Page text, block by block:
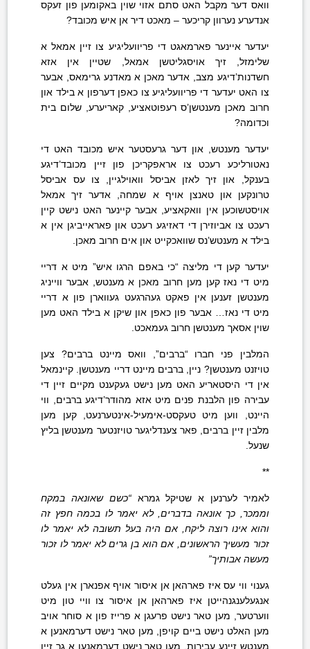
וואס דער מקבל האט סתם אזוי שוין באקומען פון זעקס
אנדערע נערוון קריכער – מאכט דיר אן איש מכובד?
יעדער איינער פארמאגט די פריוועליגיע צו זיין אמאל א
שלימזל, זיך אויסגליטשן אמאל, שטיין אין אזא
חשדנות’דיגע מצב, אדער מאכן א מאדנע גרימאס, אבער
צו האט יעדער די פריוועליגיע צו כאפן דערפון א בילד און
חרוב מאכן מענטשן’ס רעפוטאציע, קאריערע, שלום בית
וכדומה?
יעדער מענטש, און דער גרעסטער איש מכובד האט די
נאטורליכע רעכט צו אראפקריכן פון זיין מכובד’דיגע
בענקל, און זיך לאזן אביסל וואוילגיין, צו עס אביסל
טרונקען און טאנצן אויף א שמחה, אדער זיך אמאל
אויסטשוכען אין וואקאציע, אבער קיינער האט נישט קיין
רעכט צו אביוזירן די דאזיגע רעכט און פאראייביגן אין א
בילד א מענטש’נס שוואכקייט און אים חרוב מאכן.
יעדער קען די מליצה “כי באפם הרגו איש” מיט א דריי
מיט די נאז קען מען חרוב מאכן א מענטש, אבער ווייניג
מענטשן זענען אין פאקט געהרגעט געווארן פון א דריי
מיט די נאז… אבער פון כאפן און שיקן א בילד האט מען
שוין אסאך מענטשן חרוב געמאכט.
המלבין פני חברו “ברבים”, וואס מיינט ברבים? צען
טויזנט מענטשן? ניין, ברבים מיינט דריי מענטשן. קיינמאל
אין די היסטאריע האט מען נישט געקענט מקיים זיין די
עבירה פון הלבנת פנים מיט אזא מהודר’דיגע ברבים, ווי
היינט, ווען מיט טעקסט-אימעיל-אינטערנעט, קען מען
מלבין זיין ברבים, פאר צענדליגער טויזנטער מענטשן בליץ
שנעל.
**
לאמיר לערנען א שטיקל גמרא“כשם שאונאה במקח
וממכר, כך אונאה בדברים, לא יאמר לו בכמה חפץ זה
והוא אינו רוצה ליקח, אם היה בעל תשובה לא יאמר לו
זכור מעשיך הראשונים, אם הוא בן גרים לא יאמר לו זכור
מעשה אבותיך”
גענוי ווי עס איז פארהאן אן איסור אויף אפנארן אין געלט
אנגעלענגנהייטן איז פארהאן אן איסור צו וויי טון מיט
ווערטער, מען טאר נישט פרעגן א פרייז פון א סוחר אויב
מען האלט נישט ביים קויפן, מען טאר נישט דערמאנען א
מענטש זיינע עבירות, מען טאר נישט דערמאנען א גר זיין